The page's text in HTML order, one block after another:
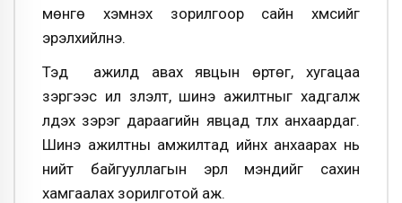
мөнгө хэмнэх зорилгоор сайн хүмүүсийг
эрэлхийлнэ.
Тэд ажилд авах явцын өртөг, хугацаа
зэргээс илүү үзүүлэлт, шинэ ажилтныг хадгалж
үлдэх зэрэг дараагийн явцад түлхүү анхаардаг.
Шинэ ажилтны амжилтад ийнхүү анхаарах нь
нийт байгууллагын эрүүл мэндийг сахин
хамгаалах зорилготой аж.